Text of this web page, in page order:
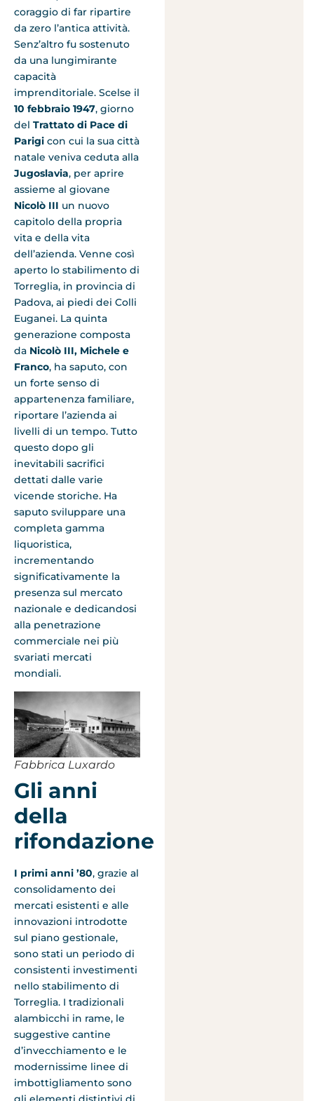
coraggio di far ripartire
da zero l’antica attività.
Senz’altro fu sostenuto
da una lungimirante
capacità
imprenditoriale. Scelse il
10 febbraio 1947, giorno
del Trattato di Pace di
Parigi con cui la sua città
natale veniva ceduta alla
Jugoslavia, per aprire
assieme al giovane
Nicolò III un nuovo
capitolo della propria
vita e della vita
dell’azienda. Venne così
aperto lo stabilimento di
Torreglia, in provincia di
Padova, ai piedi dei Colli
Euganei. La quinta
generazione composta
da Nicolò III, Michele e
Franco, ha saputo, con
un forte senso di
appartenenza familiare,
riportare l’azienda ai
livelli di un tempo. Tutto
questo dopo gli
inevitabili sacrifici
dettati dalle varie
vicende storiche. Ha
saputo sviluppare una
completa gamma
liquoristica,
incrementando
significativamente la
presenza sul mercato
nazionale e dedicandosi
alla penetrazione
commerciale nei più
svariati mercati
mondiali.
Fabbrica Luxardo
Gli anni
della
rifondazione
I primi anni ’80, grazie al
consolidamento dei
mercati esistenti e alle
innovazioni introdotte
sul piano gestionale,
sono stati un periodo di
consistenti investimenti
nello stabilimento di
Torreglia. I tradizionali
alambicchi in rame, le
suggestive cantine
d’invecchiamento e le
modernissime linee di
imbottigliamento sono